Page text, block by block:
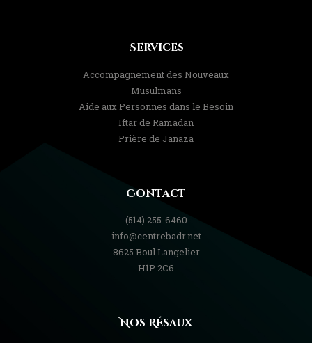
Services
Accompagnement des Nouveaux
Musulmans
Aide aux Personnes dans le Besoin
Iftar de Ramadan
Prière de Janaza
Contact
(514) 255-6460
info@centrebadr.net
8625 Boul Langelier
H1P 2C6
Nos Résaux